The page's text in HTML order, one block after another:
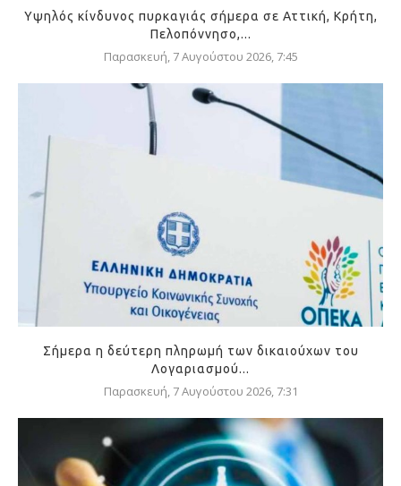
Υψηλός κίνδυνος πυρκαγιάς σήμερα σε Αττική, Κρήτη,
Πελοπόννησο,...
Παρασκευή, 7 Αυγούστου 2026, 7:45
Σήμερα η δεύτερη πληρωμή των δικαιούχων του
Λογαριασμού...
Παρασκευή, 7 Αυγούστου 2026, 7:31